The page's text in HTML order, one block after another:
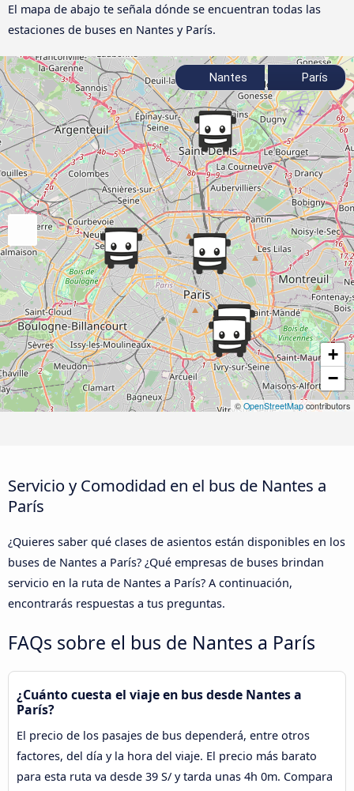
El mapa de abajo te señala dónde se encuentran todas las
estaciones de buses en Nantes y París.
+
−
©OpenStreetMapcontributors
Nantes París
Servicio y Comodidad en el bus de Nantes a
París
¿Quieres saber qué clases de asientos están disponibles en los
buses de Nantes a París? ¿Qué empresas de buses brindan
servicio en la ruta de Nantes a París? A continuación,
encontrarás respuestas a tus preguntas.
FAQs sobre el bus de Nantes a París
¿Cuánto cuesta el viaje en bus desde Nantes a
París?
El precio de los pasajes de bus dependerá, entre otros
factores, del día y la hora del viaje. El precio más barato
para esta ruta va desde 39 S/ y tarda unas 4h 0m. Compara